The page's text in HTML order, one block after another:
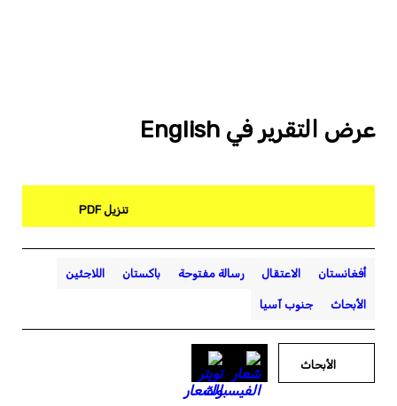
عرض التقرير في English
تنزيل PDF
أفغانستان الاعتقال رسالة مفتوحة باكستان اللاجئين
الأبحاث جنوب آسيا
الأبحاث